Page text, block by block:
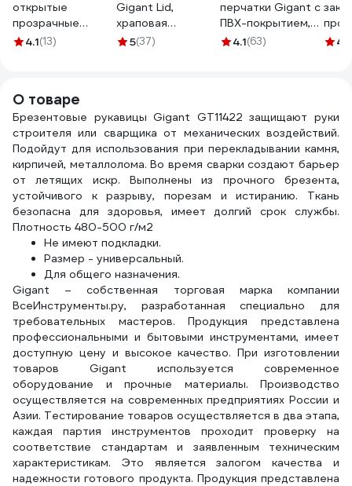
открытые
прозрачные
Gigant GGСB-1
4.1(13)
Gigant Lid,
храповая
регулировка,
5(37)
перчатки Gigant с
ПВХ-покрытием,
серые GGC-13
4.1(63) 4.4
О товаре
Брезентовые рукавицы Gigant GT11422 защищают руки
строителя или сварщика от механических воздействий.
Подойдут для использования при перекладывании камня,
кирпичей, металлолома. Во время сварки создают барьер
от летящих искр. Выполнены из прочного брезента,
устойчивого к разрыву, порезам и истиранию. Ткань
безопасна для здоровья, имеет долгий срок службы.
Плотность 480-500 г/м2
Не имеют подкладки.
Размер - универсальный.
Для общего назначения.
Gigant – собственная торговая марка компании
ВсеИнструменты.ру, разработанная специально для
требовательных мастеров. Продукция представлена
профессиональными и бытовыми инструментами, имеет
доступную цену и высокое качество. При изготовлении
товаров Gigant используется современное
оборудование и прочные материалы. Производство
осуществляется на современных предприятиях России и
Азии. Тестирование товаров осуществляется в два этапа,
каждая партия инструментов проходит проверку на
соответствие стандартам и заявленным техническим
характеристикам. Это является залогом качества и
надежности готового продукта. Продукция представлена